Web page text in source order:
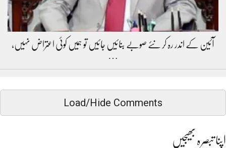
آئین کے اندر رہ کر نئے صوبے بنائیں جائیں تو ہمیں کوئی اعتراض نہیں،
Load/Hide Comments
اپنا تبصرہ بھیجیں